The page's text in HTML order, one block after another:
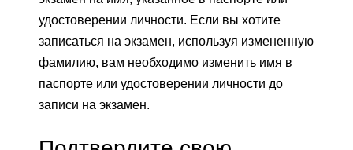
удостоверении личности. Если вы хотите
записаться на экзамен, используя измененную
фамилию, вам необходимо изменить имя в
паспорте или удостоверении личности до
записи на экзамен.